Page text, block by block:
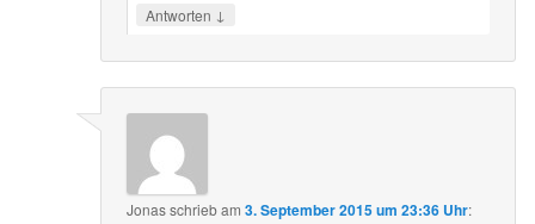
Antworten ↓
Jonasschriebam3. September 2015 um 23:36 Uhr: